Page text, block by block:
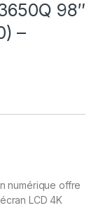
98″
–
numérique offre
LCD 4K